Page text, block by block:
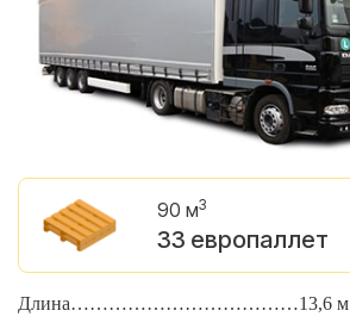
90 м3
33 европаллет
Длина………………………………13,6 м